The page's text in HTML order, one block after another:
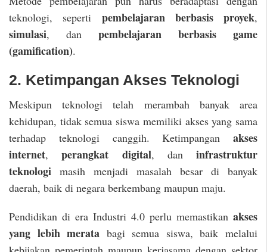
teknologi, seperti pembelajaran berbasis proyek,
simulasi, dan pembelajaran berbasis game
(gamification).
2. Ketimpangan Akses Teknologi
Meskipun teknologi telah merambah banyak area
kehidupan, tidak semua siswa memiliki akses yang sama
terhadap teknologi canggih. Ketimpangan akses
internet,perangkat digital, dan infrastruktur
teknologi masih menjadi masalah besar di banyak
daerah, baik di negara berkembang maupun maju.
Pendidikan di era Industri 4.0 perlu memastikan akses
yang lebih merata bagi semua siswa, baik melalui